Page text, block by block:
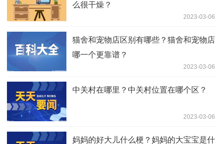
么很干燥？
2023-03-06
猫舍和宠物店区别有哪些？猫舍和宠物店
哪一个更靠谱？
2023-03-06
中关村在哪里？中关村位置在哪个区？
2023-03-06
妈妈的好大儿什么梗？妈妈的大宝宝是什